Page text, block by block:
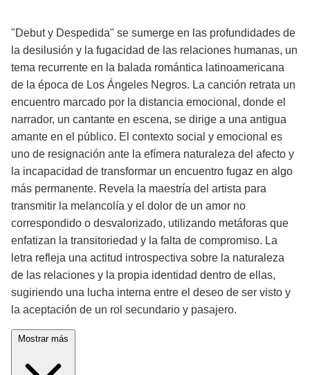
"Debut y Despedida" se sumerge en las profundidades de
la desilusión y la fugacidad de las relaciones humanas, un
tema recurrente en la balada romántica latinoamericana
de la época de Los Ángeles Negros. La canción retrata un
encuentro marcado por la distancia emocional, donde el
narrador, un cantante en escena, se dirige a una antigua
amante en el público. El contexto social y emocional es
uno de resignación ante la efímera naturaleza del afecto y
la incapacidad de transformar un encuentro fugaz en algo
más permanente. Revela la maestría del artista para
transmitir la melancolía y el dolor de un amor no
correspondido o desvalorizado, utilizando metáforas que
enfatizan la transitoriedad y la falta de compromiso. La
letra refleja una actitud introspectiva sobre la naturaleza
de las relaciones y la propia identidad dentro de ellas,
sugiriendo una lucha interna entre el deseo de ser visto y
la aceptación de un rol secundario y pasajero.